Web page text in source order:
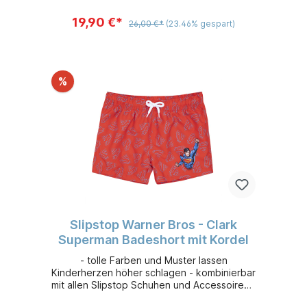
19,90 €* 26,00 €* (23.46% gespart)
%
Slipstop Warner Bros - Clark
Superman Badeshort mit Kordel
- tolle Farben und Muster lassen
Kinderherzen höher schlagen - kombinierbar
mit allen Slipstop Schuhen und Accessoires -